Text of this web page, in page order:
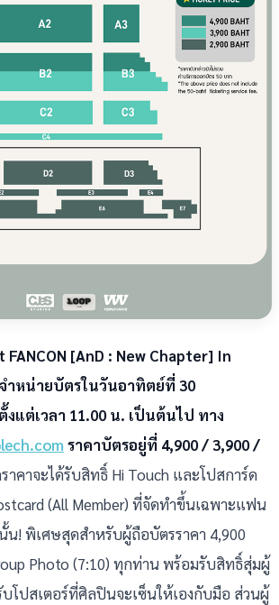
FANCON [AnD : New Chapter] In
ำหน่ายบัตรในวันอาทิตย์ที่ 30
แต่เวลา 11.00 น. เป็นต้นไป ทาง
ราคาบัตรอยู่ที่ 4,900 / 3,900 /
าคาจะได้รับสิทธิ์ Hi Touch และโปสการ์ด
(All Member) ที่จัดทำขึ้นเฉพาะแฟน
น! พิเศษสุดสำหรับผู้ถือบัตรราคา 4,900
Photo (7:10) ทุกท่าน พร้อมรับสิทธิ์สุ่มผู้
โปสเตอร์ที่ศิลปินจะเซ็นให้เองกับมือ ส่วนผู้